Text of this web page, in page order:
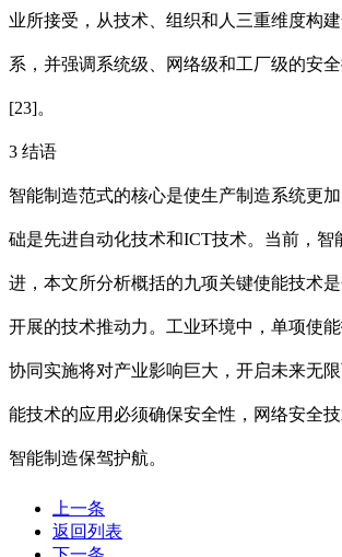
业所接受，从技术、组织和人三重维度构
系，并强调系统级、网络级和工厂级的安
[23]。
3 结语
智能制造范式的核心是使生产制造系统更
础是先进自动化技术和ICT技术。当前，智
进，本文所分析概括的九项关键使能技术
开展的技术推动力。工业环境中，单项使
协同实施将对产业影响巨大，开启未来无
能技术的应用必须确保安全性，网络安全
智能制造保驾护航。
上一条
返回列表